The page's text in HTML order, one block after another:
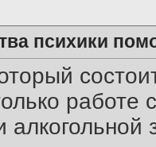
психики
работе
алкогольной